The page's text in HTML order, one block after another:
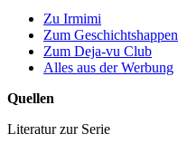
Zu Irmimi
Zum Geschichtshappen
Zum Deja-vu Club
Alles aus der Werbung
Quellen
Literatur zur Serie